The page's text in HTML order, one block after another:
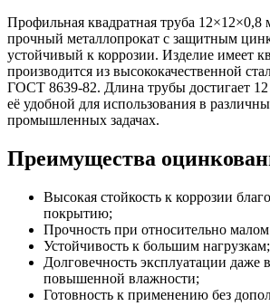
Профильная квадратная труба
прочный металлопрокат с защитным
устойчивый к коррозии. Изделие имеет
производится из высококачественной
ГОСТ 8639-82. Длина трубы достигает 12
её удобной для использования в
промышленных задачах.
Преимущества
Высокая стойкость к коррозии
покрытию;
Прочность при относительно малом
Устойчивость к большим нагрузкам;
Долговечность эксплуатации даже
повышенной влажности;
Готовность к применению без